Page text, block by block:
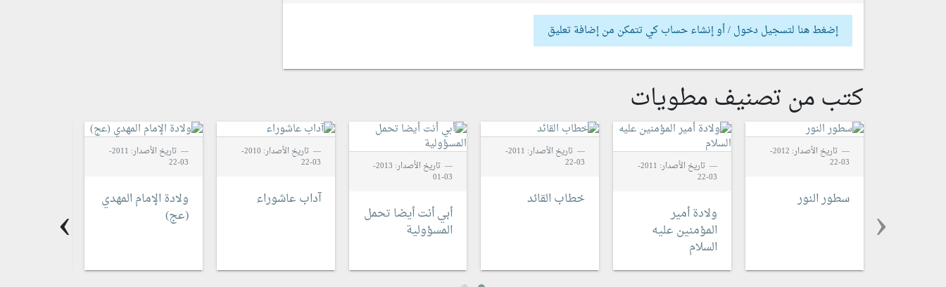
إضغط هنا لتسجيل دخول / أو إنشاء حساب كي تتمكن من إضافة تعليق
كتب من تصنيف مطويات
تاريخ الأصدار: 2012-
03-22
سطور النور
تاريخ الأصدار: 2011-
03-22
ولادة أمير
المؤمنين عليه
السلام
تاريخ الأصدار: 2011-
03-22
خطاب القائد
تاريخ الأصدار: 2013-
03-01
أبي أنت أيضا تحمل
المسؤولية
تاريخ الأصدار: 2010-
03-22
آداب عاشوراء
تاريخ الأصدار: 2011-
03-22
ولادة الإمام المهدي
(عج)
‹
›